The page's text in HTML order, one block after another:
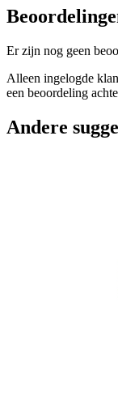
Er zijn nog geen
Alleen ingelogde
een beoordeling
Andere